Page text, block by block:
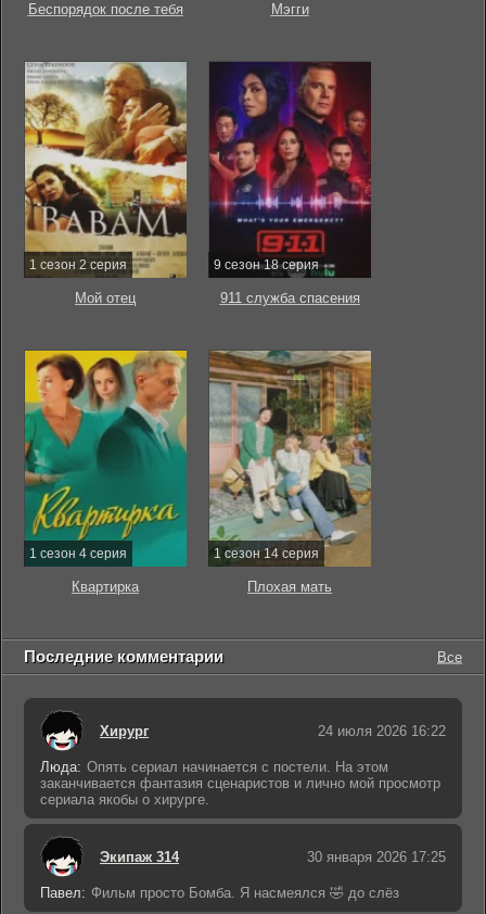
Беспорядок после тебя Мэгги
1 сезон 2 серия
Мой отец
9 сезон 18 серия
911 служба спасения
1 сезон 4 серия
Квартирка
1 сезон 14 серия
Плохая мать
Последние комментарии Все
Хирург 24 июля 2026 16:22
Люда: Опять сериал начинается с постели. На этом
заканчивается фантазия сценаристов и лично мой просмотр
сериала якобы о хирурге.
Экипаж 314 30 января 2026 17:25
Павел: Фильм просто Бомба. Я насмеялся 🤣 до слёз